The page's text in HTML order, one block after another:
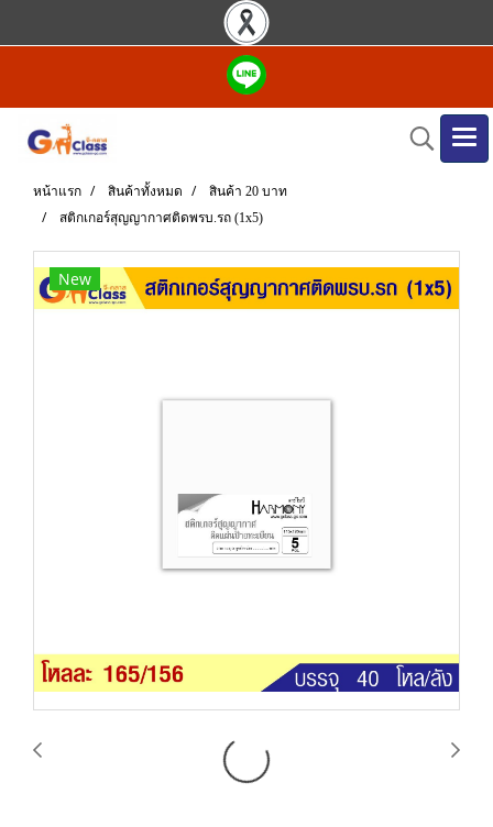
หน้าแรก สินค้าทั้งหมด
สินค้า 20 บาท
สติกเกอร์สุญญากาศติดพรบ.รถ (1x5)
New